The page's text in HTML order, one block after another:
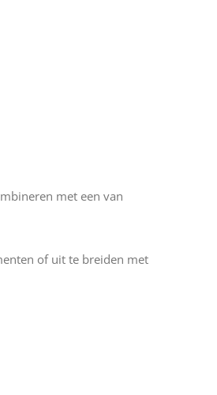
met een van
of uit te breiden met